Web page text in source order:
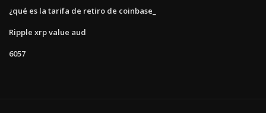
¿qué es la tarifa de retiro de coinbase_
Ripple xrp value aud
6057